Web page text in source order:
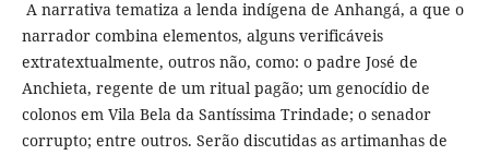
A narrativa tematiza a lenda indígena de Anhangá, a que o
narrador combina elementos, alguns verificáveis
extratextualmente, outros não, como: o padre José de
Anchieta, regente de um ritual pagão; um genocídio de
colonos em Vila Bela da Santíssima Trindade; o senador
corrupto; entre outros. Serão discutidas as artimanhas de